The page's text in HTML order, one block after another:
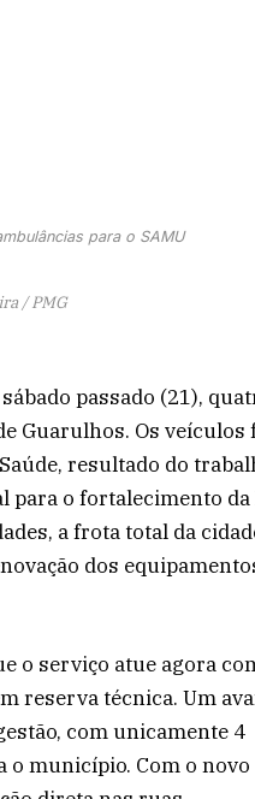
para o SAMU
/ PMG
passado (21),
Guarulhos. Os veículos
resultado do
o fortalecimento da
a frota total da
dos
o serviço atue agora
reserva técnica. Um
com unicamente 4
município. Com o novo